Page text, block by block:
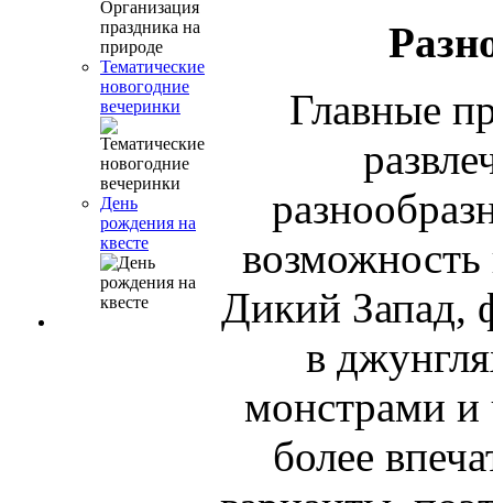
Тематические
новогодние
вечеринки
День
рождения на
квесте
Главные
возможность
Дикий Запад,
в
монстрами
более